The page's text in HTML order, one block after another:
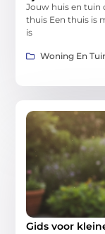
Jouw huis en tuin
thuis Een thuis is
is
Woning En
Gids voor